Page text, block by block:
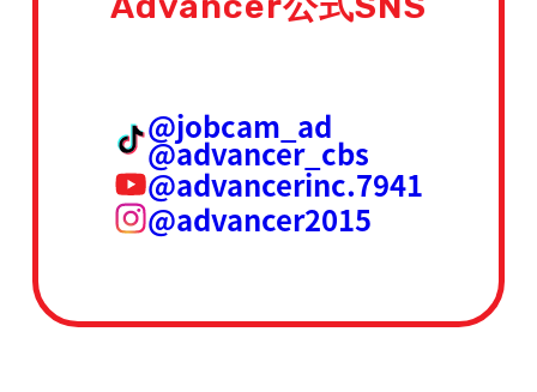
@jobcam_ad
@advancer_cbs
@advancerinc.7941
@advancer2015